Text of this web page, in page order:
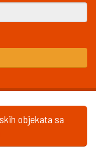
objekata sa